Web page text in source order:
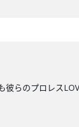
らのプロレス